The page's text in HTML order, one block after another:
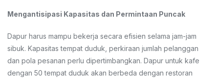
Mengantisipasi Kapasitas dan Permintaan Puncak
Dapur harus mampu bekerja secara efisien selama jam-jam
sibuk. Kapasitas tempat duduk, perkiraan jumlah pelanggan
dan pola pesanan perlu dipertimbangkan. Dapur untuk kafe
dengan 50 tempat duduk akan berbeda dengan restoran